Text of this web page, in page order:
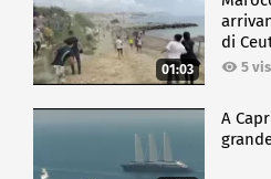
01:03
di
5
A